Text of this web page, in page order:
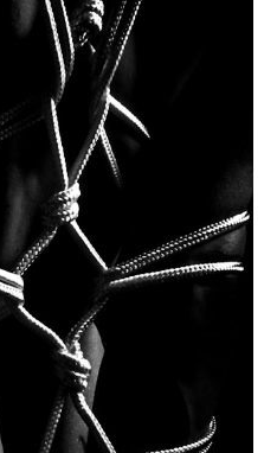
columpio hace las
más perversas por
que brinda.